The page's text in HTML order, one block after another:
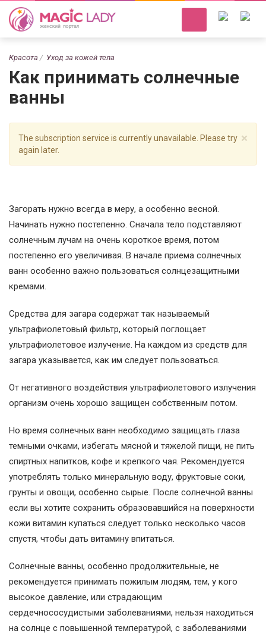
Красота Уход за кожей тела
Как принимать солнечные
ванны
×
The subscription service is currently unavailable. Please try
again later.
Загорать нужно всегда в меру, а особенно весной.
Начинать нужно постепенно. Сначала тело подставляют
солнечным лучам на очень короткое время, потом
постепенно его увеличивая. В начале приема солнечных
ванн особенно важно пользоваться солнцезащитными
кремами.
Средства для загара содержат так называемый
ультрафиолетовый фильтр, который поглощает
ультрафиолетовое излучение. На каждом из средств для
загара указывается, как им следует пользоваться.
От негативного воздействия ультрафиолетового излучения
организм очень хорошо защищен собственным потом.
Но время солнечных ванн необходимо защищать глаза
темными очками, избегать мясной и тяжелой пищи, не пить
спиртных напитков, кофе и крепкого чая. Рекомендуется
употреблять только минеральную воду, фруктовые соки,
грунты и овощи, особенно сырые. После солнечной ванны
если вы хотите сохранить образовавшийся на поверхности
кожи витамин купаться следует только несколько часов
спустя, чтобы дать витамину впитаться.
Солнечные ванны, особенно продолжительные, не
рекомендуется принимать пожилым людям, тем, у кого
высокое давление, или страдающим
сердечнососудистыми заболеваниями, нельзя находиться
на солнце с повышенной температурой, с заболеваниями